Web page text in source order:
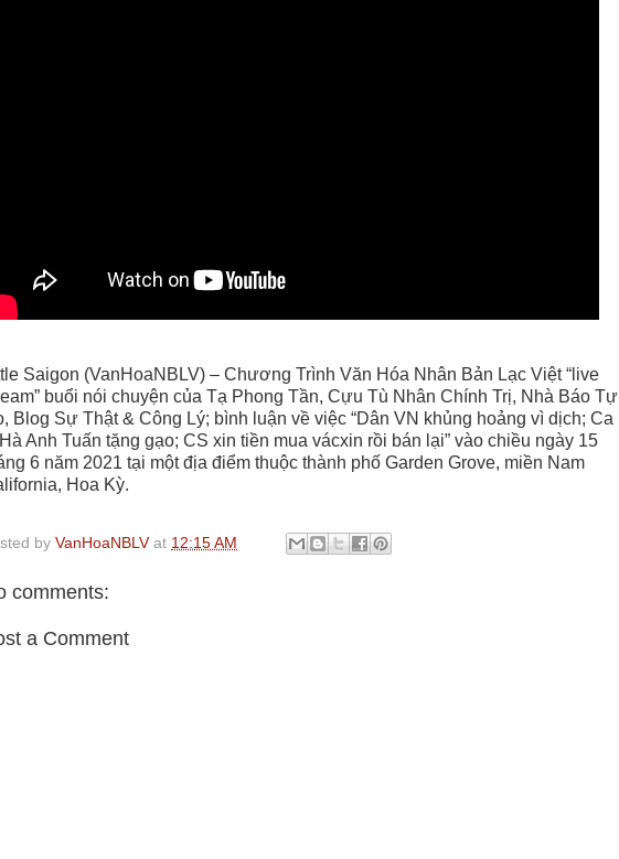
Saigon (VanHoaNBLV) – Chương Trình Văn Hóa Nhân Bản Lạc Việt “live
buổi nói chuyện của Tạ Phong Tần, Cựu Tù Nhân Chính Trị, Nhà Báo Tự
Blog Sự Thật & Công Lý; bình luận về việc “Dân VN khủng hoảng vì dịch; Ca
Anh Tuấn tặng gạo; CS xin tiền mua vácxin rồi bán lại” vào chiều ngày 15
6 năm 2021 tại một địa điểm thuộc thành phố Garden Grove, miền Nam
Hoa Kỳ.
by VanHoaNBLV at 12:15 AM
comments:
a Comment